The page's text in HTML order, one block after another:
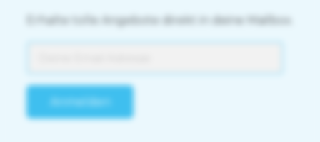
Erhalte tolle Angebote direkt in deine Mailbox.
Anmelden